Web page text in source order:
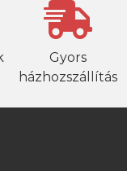
Gyors
házhozszállítás